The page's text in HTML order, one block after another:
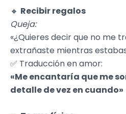
🔸 Recibir regalos
Queja:
«¿Quieres decir que no me
extrañaste mientras
✅ Traducción en amor:
«Me encantaría que me
detalle de vez en cuando»